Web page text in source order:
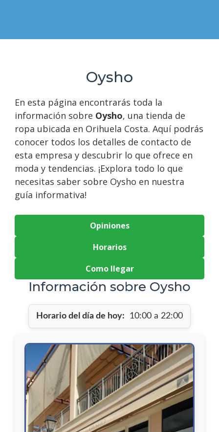
Oysho
En esta página encontrarás toda la
información sobre Oysho, una tienda de
ropa ubicada en Orihuela Costa. Aquí podrás
conocer todos los detalles de contacto de
esta empresa y descubrir lo que ofrece en
moda y tendencias. ¡Explora todo lo que
necesitas saber sobre Oysho en nuestra
guía informativa!
Opiniones
Horarios
Como llegar
Información sobre Oysho
Horario del día de hoy: 10:00 a 22:00